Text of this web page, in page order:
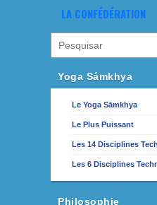
LA CONFÉDÉRATION
Yoga Sámkhya
Le Yoga Sāmkhya
Le Plus Puissant
Les 14 Disciplines
Les 6 Disciplines
Philosophie